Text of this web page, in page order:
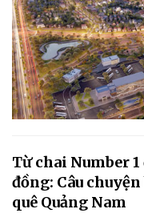
Từ chai Number
đồng: Câu
quê Quảng Nam